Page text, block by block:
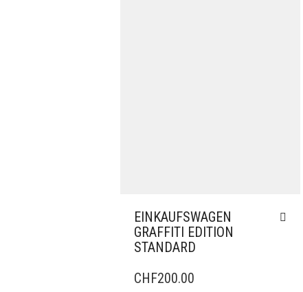
EINKAUFSWAGEN
GRAFFITI EDITION
STANDARD
CHF200.00